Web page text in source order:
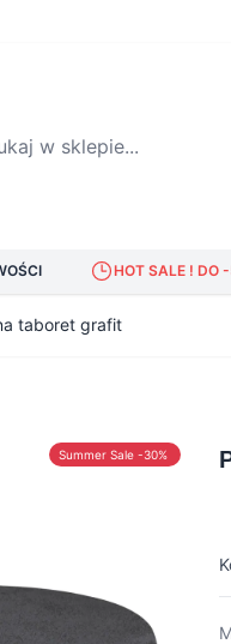
w sklepie...
HOT SALE ! DO
taboret grafit
Summer Sale -30%